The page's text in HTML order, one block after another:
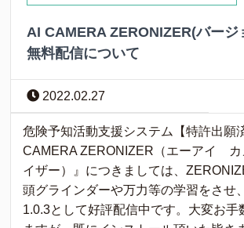
AI CAMERA ZERONIZER(バージ
無料配信について
2022.02.27
危険予知活動支援システム【特許出願
CAMERA ZERONIZER（エーアイ
イザー）』につきましては、
頭グラインダーや万力等の学習をさせ
1.0.3として好評配信中です。大変お手